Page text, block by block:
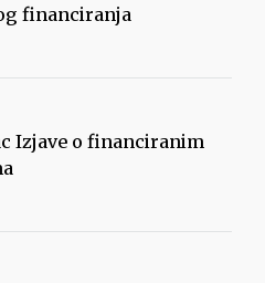
financiranja
Izjave o financiranim